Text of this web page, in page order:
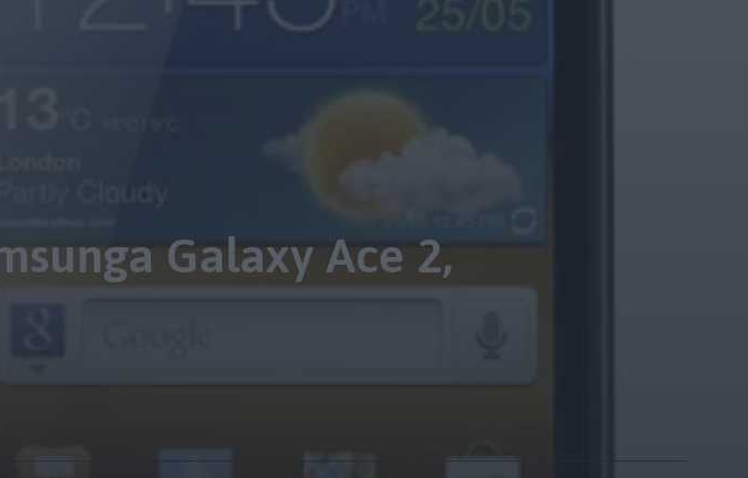
Galaxy Ace 2,